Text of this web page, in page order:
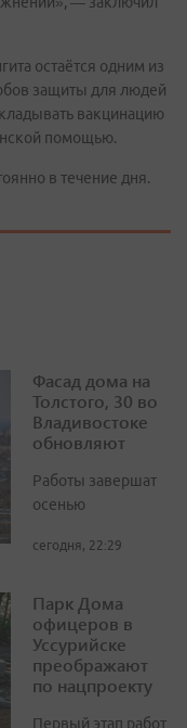
остаётся одним из
защиты для людей
вакцинацию
помощью.
в течение дня.
Фасад дома на
Толстого, 30 во
Владивостоке
обновляют
Работы завершат
осенью
сегодня, 22:29
Парк Дома
офицеров в
Уссурийске
преображают
по нацпроекту
Первый этап работ